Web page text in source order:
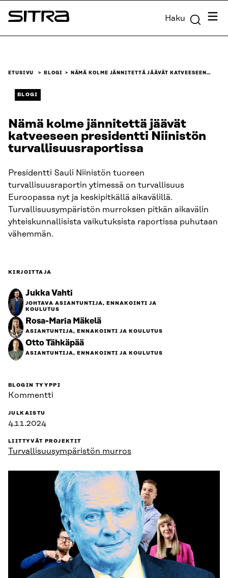
Siirry
suoraan
Sitra Haku
ETUSIVU BLOGI NÄMÄ KOLME JÄNNITETTÄ JÄÄVÄT KATVEESEEN…
BLOGI
Nämä kolme jännitettä jäävät
katveeseen presidentti Niinistön
turvallisuus­raportissa
Presidentti Sauli Niinistön tuoreen
turvallisuusraportin ytimessä on turvallisuus
Euroopassa nyt ja keskipitkällä aikavälillä.
Turvallisuusympäristön murroksen pitkän aikavälin
yhteiskunnallisista vaikutuksista raportissa puhutaan
vähemmän.
KIRJOITTAJA
Jukka Vahti
JOHTAVA ASIANTUNTIJA, ENNAKOINTI JA
KOULUTUS
Rosa-Maria Mäkelä
ASIANTUNTIJA, ENNAKOINTI JA KOULUTUS
Otto Tähkäpää
ASIANTUNTIJA, ENNAKOINTI JA KOULUTUS
BLOGIN TYYPPI
Kommentti
JULKAISTU
4.11.2024
LIITTYVÄT PROJEKTIT
Turvallisuus­ympäristön murros